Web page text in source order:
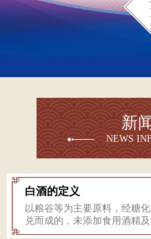
新
NEWS
白酒的定义
以粮谷等为主要原料，经糖
兑而成的，未添加食用酒精
质，具有酱香型风格的白酒